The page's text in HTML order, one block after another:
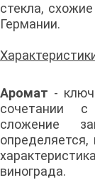
стекла,
Германии.
Аромат -
сочетании с
сложение
винограда.